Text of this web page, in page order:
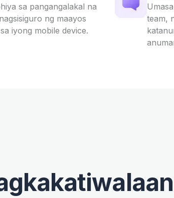
sa pangangalakal na
ng maayos
iyong mobile device.
team,